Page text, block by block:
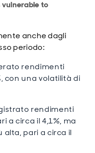
vulnerable to
anche dagli
periodo:
rendimenti
con una volatilità di
rendimenti
a circa il 4,1%, ma
alta, pari a circa il